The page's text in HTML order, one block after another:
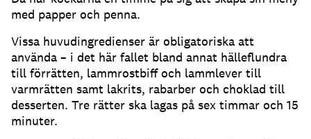
med papper och penna.
Vissa huvudingredienser är obligatoriska att
använda – i det här fallet bland annat hälleflundra
till förrätten, lammrostbiff och lammlever till
varmrätten samt lakrits, rabarber och choklad till
desserten. Tre rätter ska lagas på sex timmar och 15
minuter.